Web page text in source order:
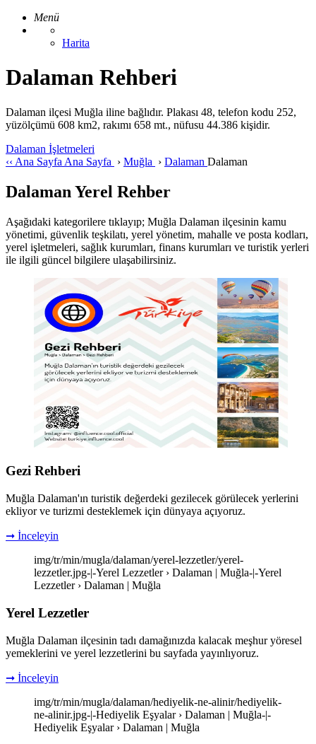
Menü
Harita
Dalaman Rehberi
Dalaman ilçesi Muğla iline bağlıdır. Plakası 48, telefon kodu 252,
yüzölçümü 608 km2, rakımı 658 mt., nüfusu 44.386 kişidir.
Dalaman İşletmeleri
‹‹ Ana Sayfa Ana Sayfa › Muğla › Dalaman Dalaman
Dalaman Yerel Rehber
Aşağıdaki kategorilere tıklayıp; Muğla Dalaman ilçesinin kamu
yönetimi, güvenlik teşkilatı, yerel yönetim, mahalle ve posta kodları,
yerel işletmeleri, sağlık kurumları, finans kurumları ve turistik yerleri
ile ilgili güncel bilgilere ulaşabilirsiniz.
Gezi Rehberi
Muğla Dalaman'ın turistik değerdeki gezilecek görülecek yerlerini
ekliyor ve turizmi desteklemek için dünyaya açıyoruz.
➞ İnceleyin
img/tr/min/mugla/dalaman/yerel-lezzetler/yerel-
lezzetler.jpg-|-Yerel Lezzetler › Dalaman | Muğla-|-Yerel
Lezzetler › Dalaman | Muğla
Yerel Lezzetler
Muğla Dalaman ilçesinin tadı damağınızda kalacak meşhur yöresel
yemeklerini ve yerel lezzetlerini bu sayfada yayınlıyoruz.
➞ İnceleyin
img/tr/min/mugla/dalaman/hediyelik-ne-alinir/hediyelik-
ne-alinir.jpg-|-Hediyelik Eşyalar › Dalaman | Muğla-|-
Hediyelik Eşyalar › Dalaman | Muğla